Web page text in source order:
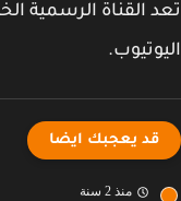
القناة الرسمية
قد يعجبك ايضا
منذ 2 سنة